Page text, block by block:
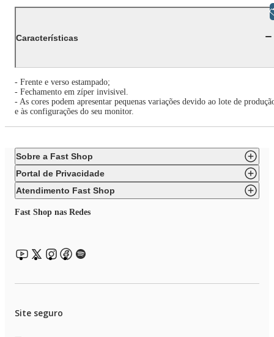
Características
- Frente e verso estampado;
- Fechamento em zíper invisivel.
- As cores podem apresentar pequenas variações devido ao lote de
e às configurações do seu monitor.
Sobre a Fast Shop
Portal de Privacidade
Atendimento Fast Shop
Fast Shop nas Redes
Site seguro
Libras